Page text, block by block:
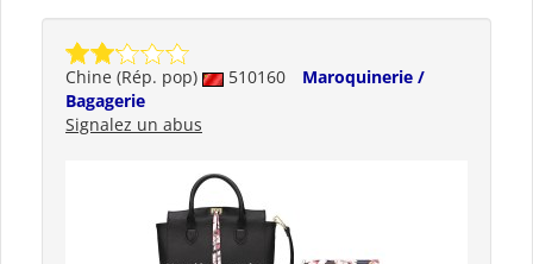
Chine (Rép. pop) 510160
Maroquinerie /
Bagagerie
Signalez un abus